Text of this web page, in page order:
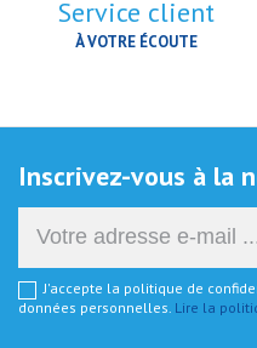
Service client
À VOTRE ÉCOUTE
Inscrivez-vous à la
J'accepte la politique de
données personnelles. Lire la